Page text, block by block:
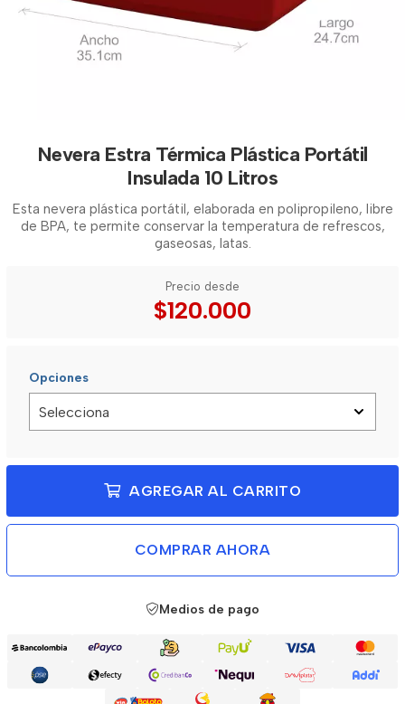
Nevera Estra Térmica Plástica Portátil
Insulada 10 Litros
Esta nevera plástica portátil, elaborada en polipropileno, libre
de BPA, te permite conservar la temperatura de refrescos,
gaseosas, latas.
Precio desde
$120.000
Opciones
AGREGAR AL CARRITO
COMPRAR AHORA
Medios de pago